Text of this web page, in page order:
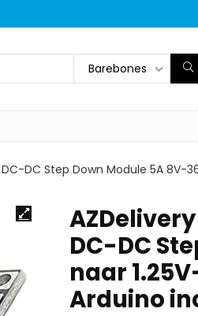
Barebones
DC Step Down Module 5A
DC-DC
naar
Arduino